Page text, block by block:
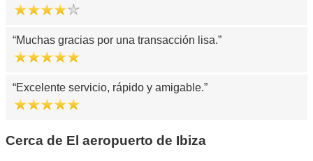
Muchas gracias por una transacción lisa.
Excelente servicio, rápido y amigable.
Cerca de El aeropuerto de Ibiza